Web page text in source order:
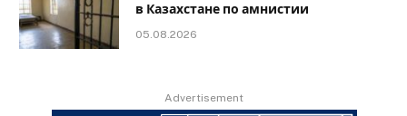
в Казахстане по амнистии
05.08.2026
Advertisement